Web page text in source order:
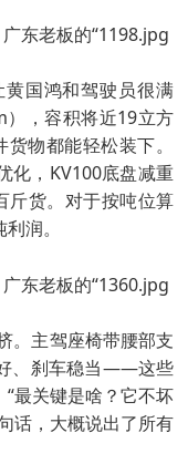
国鸿和驾驶员很满
，容积将近19立方
物都能轻松装下。
化，KV100底盘减重
斤货。对于按吨位算
润。
。主驾座椅带腰部支
、刹车稳当——这些
最关键是啥？它不坏
话，大概说出了所有